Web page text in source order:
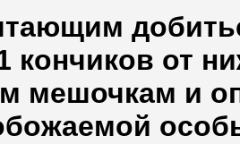
кончиков от
мешочкам и